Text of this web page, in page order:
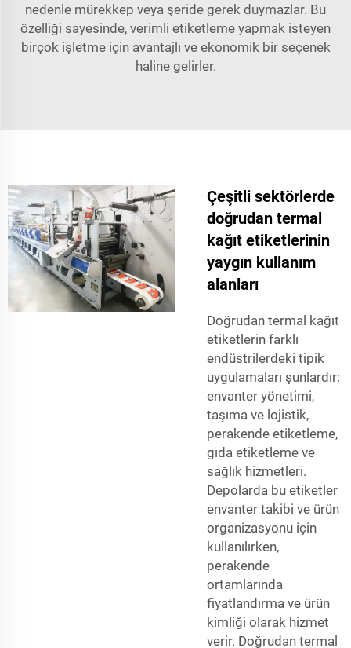
nedenle mürekkep veya şeride gerek duymazlar. Bu
özelliği sayesinde, verimli etiketleme yapmak isteyen
birçok işletme için avantajlı ve ekonomik bir seçenek
haline gelirler.
Çeşitli sektörlerde
doğrudan termal
kağıt etiketlerinin
yaygın kullanım
alanları
Doğrudan termal kağıt
etiketlerin farklı
endüstrilerdeki tipik
uygulamaları şunlardır:
envanter yönetimi,
taşıma ve lojistik,
perakende etiketleme,
gıda etiketleme ve
sağlık hizmetleri.
Depolarda bu etiketler
envanter takibi ve ürün
organizasyonu için
kullanılırken,
perakende
ortamlarında
fiyatlandırma ve ürün
kimliği olarak hizmet
verir. Doğrudan termal